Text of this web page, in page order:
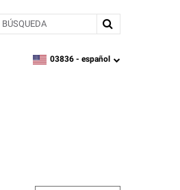
BÚSQUEDA
zipcode,language
03836 - español